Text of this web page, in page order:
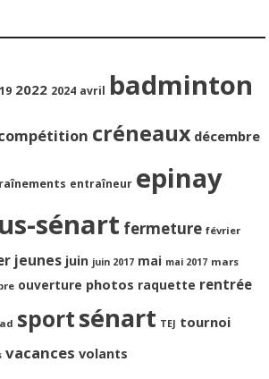
2022 2024 avril badminton
créneaux décembre
entraîneur epinay
sénart fermeture février
jeunes juin juin 2017 mai mai 2017 mars
ouverture photos raquette rentrée
sportsénart TEJ tournoi
vacances volants